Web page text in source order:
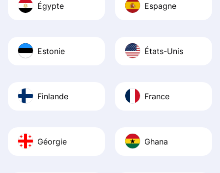
Égypte Espagne
Estonie États-Unis
Finlande France
Géorgie Ghana